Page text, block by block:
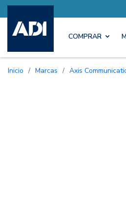
COMPRAR
Inicio / Marcas / Axis